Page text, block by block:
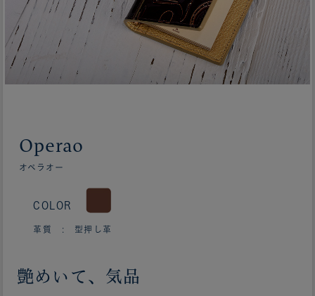
Operao
オペラオー
COLOR
革質 : 型押し革
艶めいて、気品